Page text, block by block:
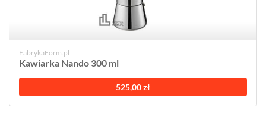
FabrykaForm.pl
Kawiarka Nando 300 ml
525,00 zł